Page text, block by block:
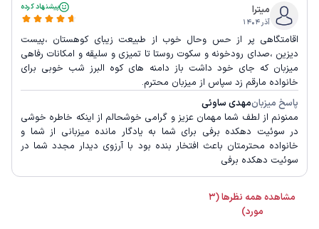
میترا
آذر ۱۴۰۴
پیشنهاد کرده
اقامتگاهی پر از حس وحال خوب از طبیعت زیبای کوهستان ،پیست
دیزین ،صدای رودخونه و سکوت روستا تا تمیزی و سلیقه و امکانات رفاهی
میزبان که جای خود داشت باز دامنه های کوه البرز شب خوبی برای
خانواده مارقم زد سپاس از میزبان محترم‌.
پاسخ میزبانمهدی ساوئی
ممنونم از لطف شما مهمان عزیز و گرامی خوشحالم از اینکه خاطره خوشی
در سوئیت دهکده برفی برای شما به یادگار مانده میزبانی از شما و
خانواده محترمتان باعث افتخار بنده بود با آرزوی دیدار مجدد شما در
سوئیت دهکده برفی
مشاهده همه نظرها (3
مورد)